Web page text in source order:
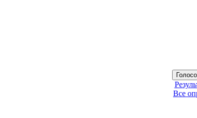
Все